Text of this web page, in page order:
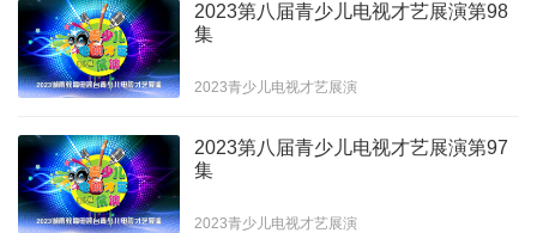
2023第八届青少儿电视才艺展演第98
集
2023青少儿电视才艺展演
2023第八届青少儿电视才艺展演第97
集
2023青少儿电视才艺展演